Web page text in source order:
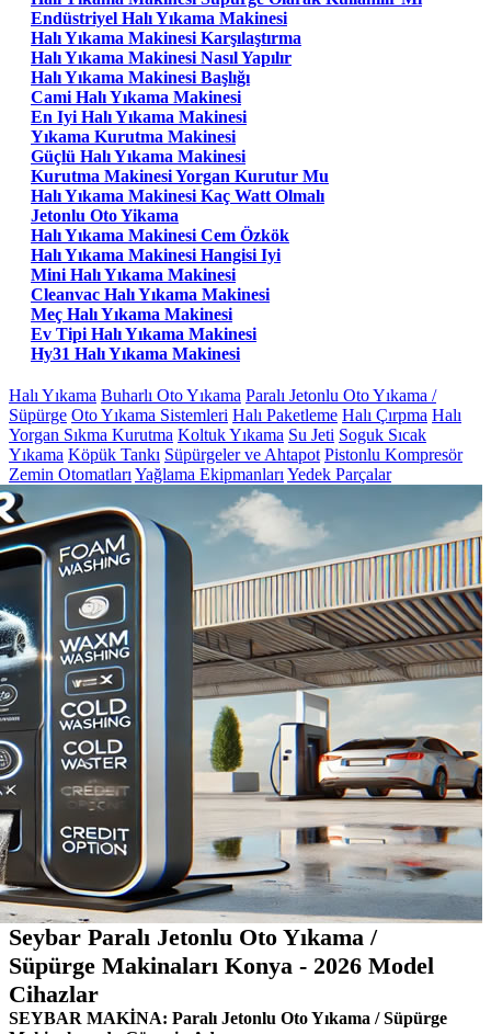
Endüstriyel Halı Yıkama Makinesi
Halı Yıkama Makinesi Karşılaştırma
Halı Yıkama Makinesi Nasıl Yapılır
Halı Yıkama Makinesi Başlığı
Cami Halı Yıkama Makinesi
En Iyi Halı Yıkama Makinesi
Yıkama Kurutma Makinesi
Güçlü Halı Yıkama Makinesi
Kurutma Makinesi Yorgan Kurutur Mu
Halı Yıkama Makinesi Kaç Watt Olmalı
Jetonlu Oto Yikama
Halı Yıkama Makinesi Cem Özkök
Halı Yıkama Makinesi Hangisi Iyi
Mini Halı Yıkama Makinesi
Cleanvac Halı Yıkama Makinesi
Meç Halı Yıkama Makinesi
Ev Tipi Halı Yıkama Makinesi
Hy31 Halı Yıkama Makinesi
Halı Yıkama Buharlı Oto Yıkama Paralı Jetonlu Oto Yıkama /
Süpürge Oto Yıkama Sistemleri Halı Paketleme Halı Çırpma Halı
Yorgan Sıkma Kurutma Koltuk Yıkama Su Jeti Soguk Sıcak
Yıkama Köpük Tankı Süpürgeler ve Ahtapot Pistonlu Kompresör
Zemin Otomatları Yağlama Ekipmanları Yedek Parçalar
Seybar Paralı Jetonlu Oto Yıkama /
Süpürge Makinaları Konya - 2026 Model
Cihazlar
SEYBAR MAKİNA: Paralı Jetonlu Oto Yıkama / Süpürge